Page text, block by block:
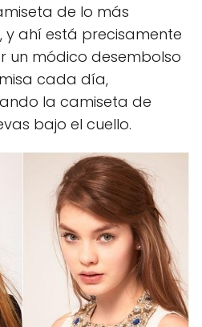
de lo más
ahí está precisamente
un módico desembolso
cada día,
la camiseta de
bajo el cuello.